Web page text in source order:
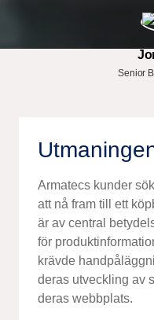
Senior
Armatecs kunder
att nå fram till ett
är av central
för
krävde
deras utveckling av
deras webbplats.